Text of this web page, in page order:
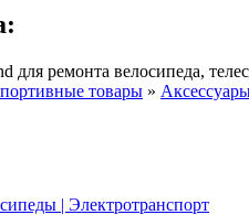
ремонта велосипеда,
товары »
| Электротранспорт